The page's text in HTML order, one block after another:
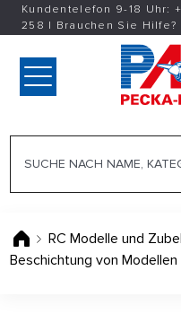
Kundentelefon 9-18 Uhr:
258 | Brauchen Sie Hilfe?
RC Modelle und
Beschichtung von Modellen